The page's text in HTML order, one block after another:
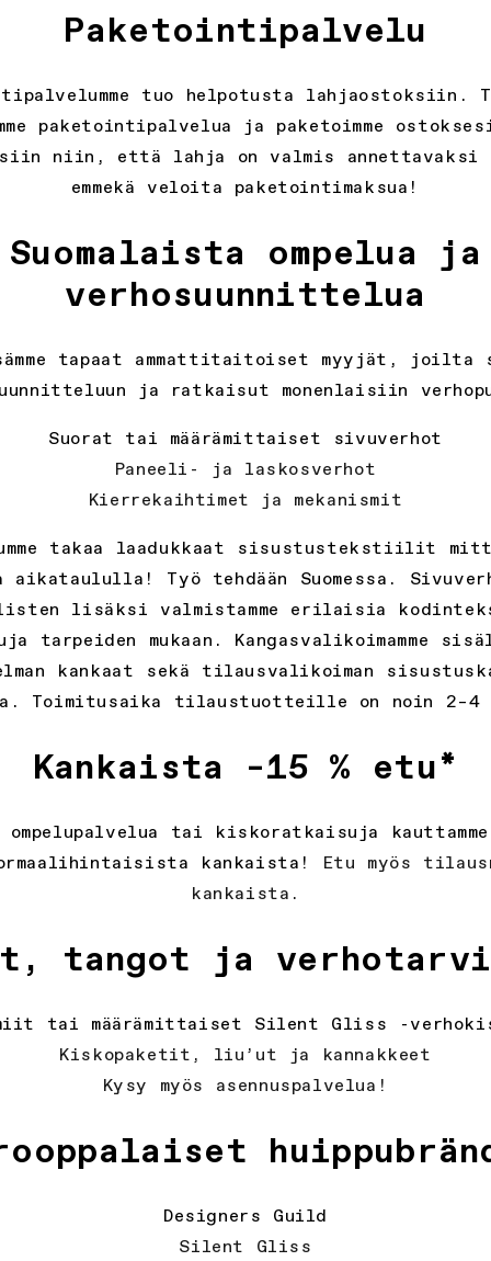
Paketointipalvelu
tuo helpotusta lahjaostoksiin.
paketointipalvelua ja paketoimme
niin, että lahja on valmis annettavaksi
emmekä veloita paketointimaksua!
Suomalaista ompelua ja
verhosuunnittelua
tapaat ammattitaitoiset myyjät, joilta
ja ratkaisut monenlaisiin
Suorat tai määrämittaiset sivuverhot
Paneeli- ja laskosverhot
Kierrekaihtimet ja mekanismit
takaa laadukkaat sisustustekstiilit
aikataululla! Työ tehdään Suomessa.
lisäksi valmistamme erilaisia
tarpeiden mukaan. Kangasvalikoimamme
kankaat sekä tilausvalikoiman
Toimitusaika tilaustuotteille on noin 2–4
Kankaista –15 % etu*
ompelupalvelua tai kiskoratkaisuja
kankaista! Etu myös
kankaista.
tangot ja
tai määrämittaiset Silent Gliss -
Kiskopaketit, liu’ut ja kannakkeet
Kysy myös asennuspalvelua!
Designers Guild
Silent Gliss